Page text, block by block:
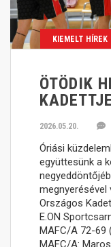
KIEMELT HÍREK
ÖTÖDIK
2026.05.20.
Óriási
együttesünk a
megnyerésével
Országos
E.ON
MAFC/A 72-69